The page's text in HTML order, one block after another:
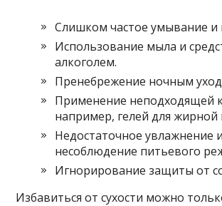
Слишком частое умывание и
Использование мыла и
алкоголем.
Пренебрежение ночным
Применение неподходящей
например, гелей для жирной
Недостаточное увлажнение и
несоблюдение питьевого
Игнорирование защиты от
Избавиться от сухости можно